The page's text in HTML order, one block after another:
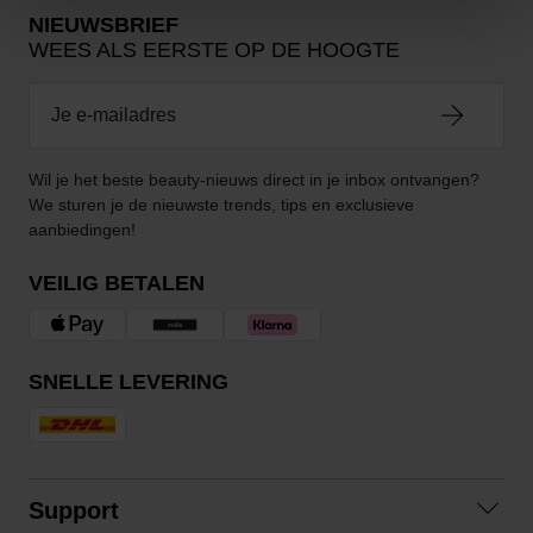
NIEUWSBRIEF
WEES ALS EERSTE OP DE HOOGTE
Wil je het beste beauty-nieuws direct in je inbox ontvangen?
We sturen je de nieuwste trends, tips en exclusieve
aanbiedingen!
VEILIG BETALEN
SNELLE LEVERING
Support